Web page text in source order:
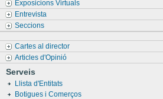
Exposicions Virtuals
Entrevista
Seccions
Cartes al director
Articles d'Opinió
Serveis
Llista d'Entitats
Botigues i Comerços